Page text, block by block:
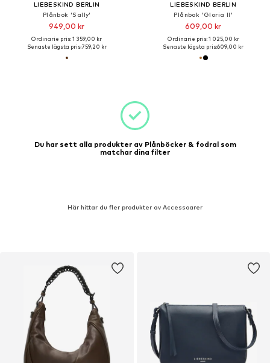
LIEBESKIND BERLIN
Plånbok 'Sally'
949,00 kr
Ordinarie pris: 1 359,00 kr
Senaste lägsta pris:759,20 kr
LIEBESKIND BERLIN
Plånbok 'Gloria II'
609,00 kr
Ordinarie pris: 1 025,00 kr
Senaste lägsta pris:609,00 kr
Du har sett alla produkter av Plånböcker & fodral som
matchar dina filter
Här hittar du fler produkter av Accessoarer